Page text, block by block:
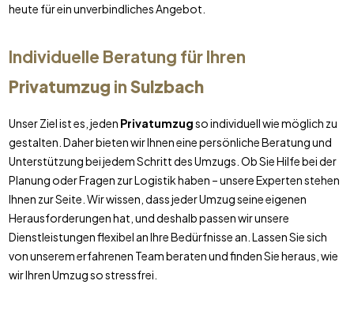
heute für ein unverbindliches Angebot.
Individuelle Beratung für Ihren
Privatumzug inSulzbach
Unser Ziel ist es, jeden Privatumzugso individuell wie möglich zu
gestalten. Daher bieten wir Ihnen eine persönliche Beratung und
Unterstützung bei jedem Schritt des Umzugs. Ob Sie Hilfe bei der
Planung oder Fragen zur Logistik haben – unsere Experten stehen
Ihnen zur Seite. Wir wissen, dass jeder Umzug seine eigenen
Herausforderungen hat, und deshalb passen wir unsere
Dienstleistungen flexibel an Ihre Bedürfnisse an. Lassen Sie sich
von unserem erfahrenen Team beraten und finden Sie heraus, wie
wir Ihren Umzug so stressfrei.